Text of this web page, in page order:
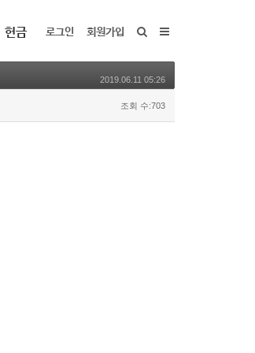
헌금 로그인 회원가입
2019.06.11 05:26
조회 수:703